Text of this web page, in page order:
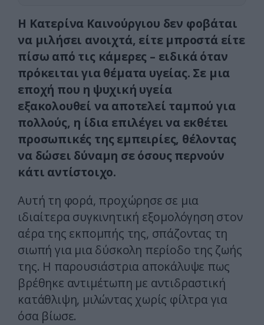
Η Κατερίνα Καινούργιου δεν φοβάται
να μιλήσει ανοιχτά, είτε μπροστά είτε
πίσω από τις κάμερες – ειδικά όταν
πρόκειται για θέματα υγείας. Σε μια
εποχή που η ψυχική υγεία
εξακολουθεί να αποτελεί ταμπού για
πολλούς, η ίδια επιλέγει να εκθέτει
προσωπικές της εμπειρίες, θέλοντας
να δώσει δύναμη σε όσους περνούν
κάτι αντίστοιχο.
Αυτή τη φορά, προχώρησε σε μια
ιδιαίτερα συγκινητική εξομολόγηση στον
αέρα της εκπομπής της, σπάζοντας τη
σιωπή για μια δύσκολη περίοδο της ζωής
της. Η παρουσιάστρια αποκάλυψε πως
βρέθηκε αντιμέτωπη με αντιδραστική
κατάθλιψη, μιλώντας χωρίς φίλτρα για
όσα βίωσε.